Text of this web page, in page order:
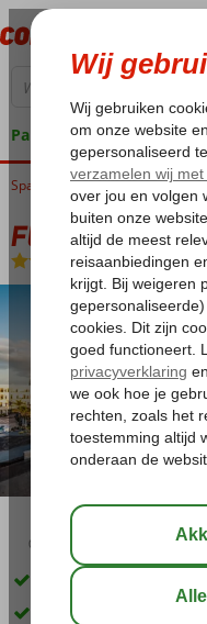
Pakketgarantie
Home Canarische Eilanden Lanzarote
Fly & Go
Logies en
04:30 aug 28°C
Inclusief huurauto
Uitstekende